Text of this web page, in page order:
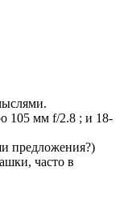
105 мм f/2.8 ; и 18-
предложения?)
часто в